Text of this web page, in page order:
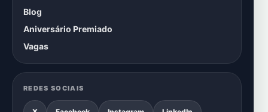
Blog
Aniversário Premiado
Vagas
REDES SOCIAIS